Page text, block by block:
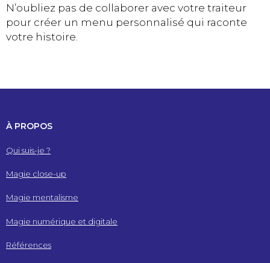
N’oubliez pas de collaborer avec votre traiteur
pour créer un menu personnalisé qui raconte
votre histoire.
À PROPOS
Qui suis-je ?
Magie close-up
Magie mentalisme
Magie numérique et digitale
Références